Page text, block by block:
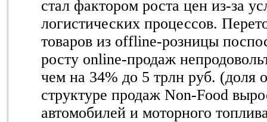
стал фактором роста цен из-за
логистических процессов.
товаров из offline-розницы
росту online-продаж
чем на 34% до 5 трлн руб. (доля
структуре продаж Non-Food
автомобилей и моторного